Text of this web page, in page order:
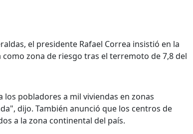
el presidente Rafael Correa insistió en la
zona de riesgo tras el terremoto de 7,8 del
pobladores a mil viviendas en zonas
dijo. También anunció que los centros de
a la zona continental del país.